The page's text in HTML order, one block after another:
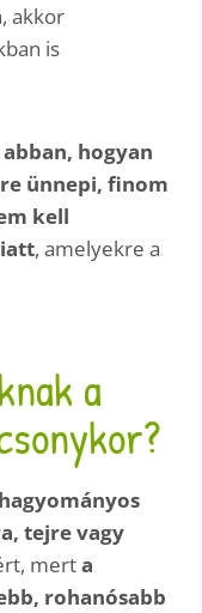
akkor
is
hogyan
ünnepi, finom
kell
, amelyekre a
a
tejre vagy
merta
rohanósabb